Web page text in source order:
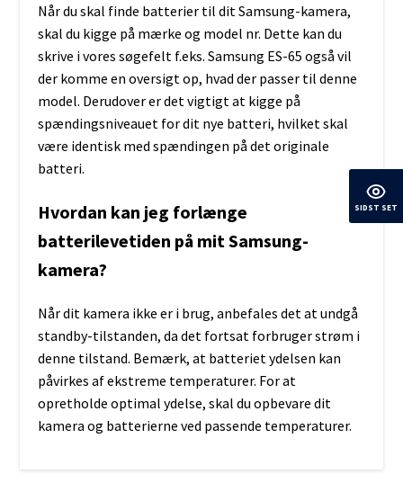
Når du skal finde batterier til dit Samsung-kamera,
skal du kigge på mærke og model nr. Dette kan du
skrive i vores søgefelt f.eks. Samsung ES-65 også vil
der komme en oversigt op, hvad der passer til denne
model. Derudover er det vigtigt at kigge på
spændingsniveauet for dit nye batteri, hvilket skal
være identisk med spændingen på det originale
batteri.
Hvordan kan jeg forlænge
batterilevetiden på mit Samsung-
kamera?
Når dit kamera ikke er i brug, anbefales det at undgå
standby-tilstanden, da det fortsat forbruger strøm i
denne tilstand. Bemærk, at batteriet ydelsen kan
påvirkes af ekstreme temperaturer. For at
opretholde optimal ydelse, skal du opbevare dit
kamera og batterierne ved passende temperaturer.
SIDST SET